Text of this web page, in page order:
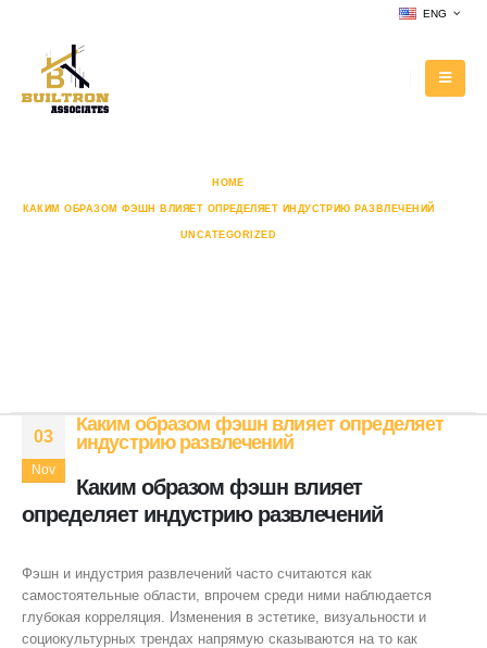
ENG
HOME
КАКИМ ОБРАЗОМ ФЭШН ВЛИЯЕТ ОПРЕДЕЛЯЕТ ИНДУСТРИЮ РАЗВЛЕЧЕНИЙ
UNCATEGORIZED
03
Nov
Каким образом фэшн влияет определяет
индустрию развлечений
Каким образом фэшн влияет
определяет индустрию развлечений
Фэшн и индустрия развлечений часто считаются как
самостоятельные области, впрочем среди ними наблюдается
глубокая корреляция. Изменения в эстетике, визуальности и
социокультурных трендах напрямую сказываются на то как